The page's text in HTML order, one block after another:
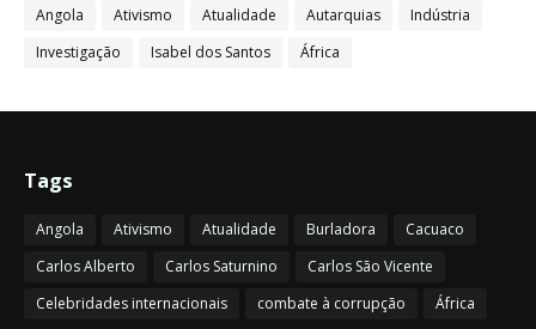
Angola Ativismo Atualidade Autarquias
Indústria
Investigação
Isabel dos Santos África
Tags
Angola Ativismo Atualidade Burladora
Cacuaco
Carlos Alberto
Carlos Saturnino
Carlos São Vicente
Celebridades internacionais
combate à corrupção África